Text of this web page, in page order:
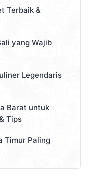
Terbaik &
yang Wajib
Legendaris
Barat untuk
Tips
Timur Paling